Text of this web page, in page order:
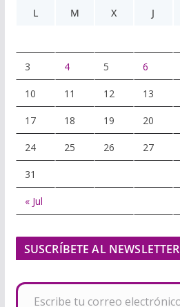
L
M X J
3 4 5 6
10 11 12 13
17 18 19 20
24 25 26 27
31
« Jul
SUSCRÍBETE AL NEWSLETTER
Escribe tu correo electrónico…